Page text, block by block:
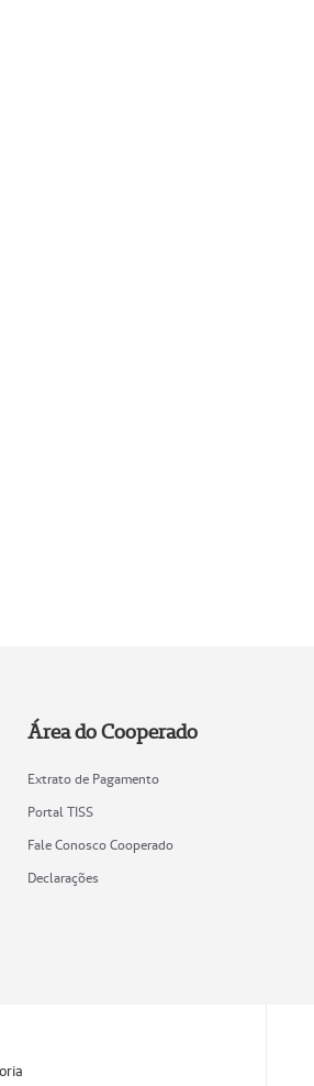
Área do Cooperado
Extrato de Pagamento
Portal TISS
Fale Conosco Cooperado
Declarações